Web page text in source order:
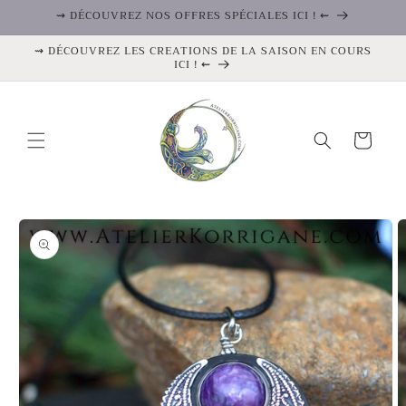
passer
au
contenu
⇝ DÉCOUVREZ NOS OFFRES SPÉCIALES ICI ! ⇜
⇝ DÉCOUVREZ LES CREATIONS DE LA SAISON EN COURS
ICI ! ⇜
Panier
Passer aux
informations
produits